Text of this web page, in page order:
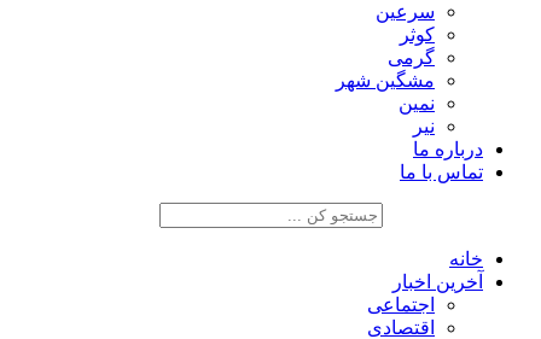
سرعین
کوثر
گرمی
مشگین شهر
نمین
نیر
درباره ما
تماس با ما
خانه
آخرین اخبار
اجتماعی
اقتصادی